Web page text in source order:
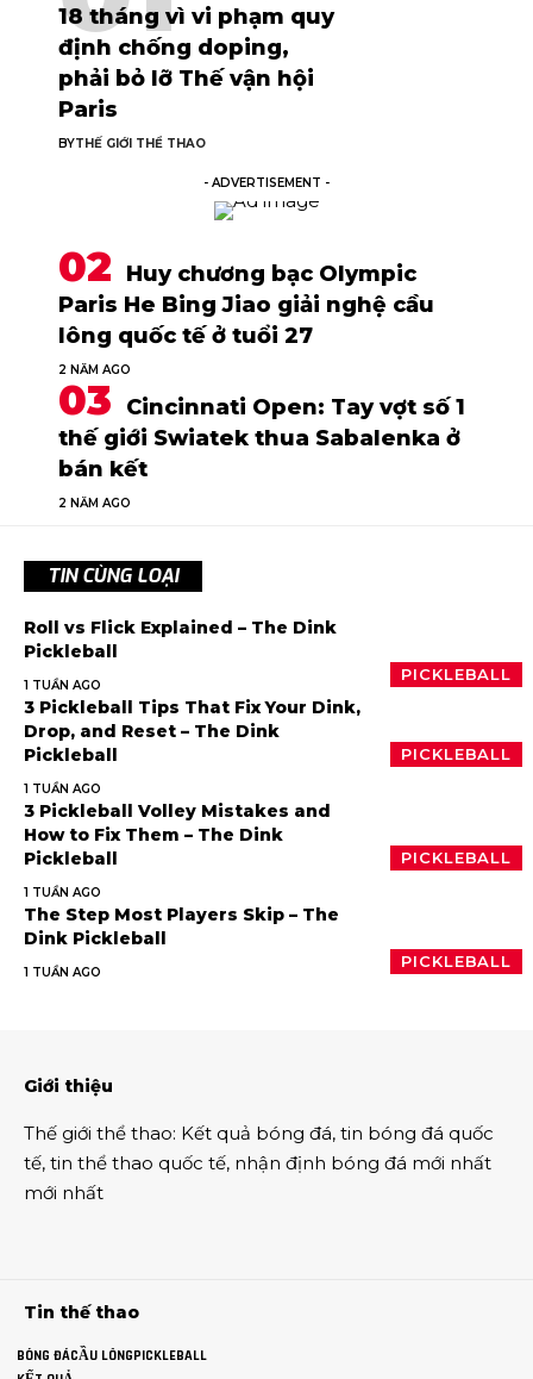
18 tháng vì vi phạm quy
định chống doping,
phải bỏ lỡ Thế vận hội
Paris
BYTHẾ GIỚI THỂ THAO
- ADVERTISEMENT -
Huy chương bạc Olympic
Paris He Bing Jiao giải nghệ cầu
lông quốc tế ở tuổi 27
2 NĂM AGO
Cincinnati Open: Tay vợt số 1
thế giới Swiatek thua Sabalenka ở
bán kết
2 NĂM AGO
TIN CÙNG LOẠI
PICKLEBALL
Roll vs Flick Explained – The Dink
Pickleball
1 TUẦN AGO
PICKLEBALL
3 Pickleball Tips That Fix Your Dink,
Drop, and Reset – The Dink
Pickleball
1 TUẦN AGO
PICKLEBALL
3 Pickleball Volley Mistakes and
How to Fix Them – The Dink
Pickleball
1 TUẦN AGO
PICKLEBALL
The Step Most Players Skip – The
Dink Pickleball
1 TUẦN AGO
Giới thiệu
Thế giới thể thao: Kết quả bóng đá, tin bóng đá quốc
tế, tin thể thao quốc tế, nhận định bóng đá mới nhất
mới nhất
Tin thế thao
BÓNG ĐÁCẦU LÔNGPICKLEBALL